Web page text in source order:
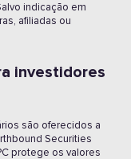
indicação em
afiliadas ou
investidores
são oferecidos a
Securities
protege os valores